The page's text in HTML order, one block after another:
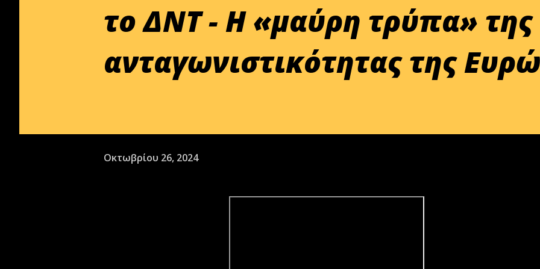
το ΔΝΤ - Η «μαύρη τρύπα» της
ανταγωνιστικότητας της
Οκτωβρίου 26, 2024